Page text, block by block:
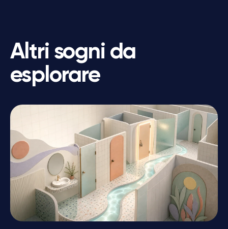
Altri sogni da
esplorare